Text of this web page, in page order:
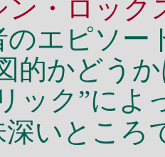
ン・ロック
のエピソー
的かどう
ック”によ
いところ